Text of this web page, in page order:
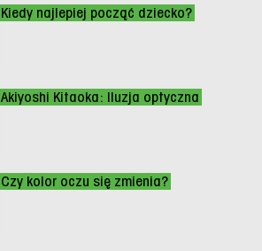
Kiedy najlepiej począć dziecko?
Akiyoshi Kitaoka: Iluzja optyczna
Czy kolor oczu się zmienia?